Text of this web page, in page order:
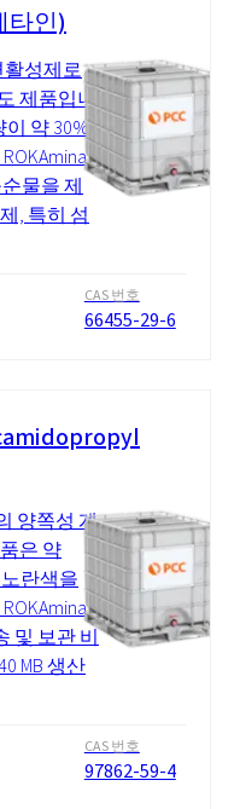
타인)
활성제로
제품입니
약 30%
물을 제
, 특히 섬
CAS 번호
66455-29-6
양쪽성 계
은 약
란색을
및 보관 비
MB 생산
CAS 번호
97862-59-4